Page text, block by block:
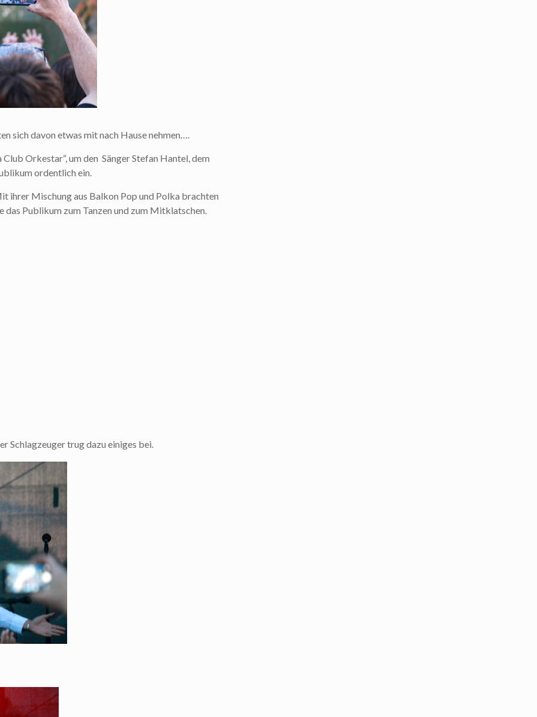
sich davon etwas mit nach Hause nehmen….
Orkestar“, um den Sänger Stefan Hantel, dem
ordentlich ein.
ihrer Mischung aus Balkon Pop und Polka brachten
das Publikum zum Tanzen und zum Mitklatschen.
Schlagzeuger trug dazu einiges bei.